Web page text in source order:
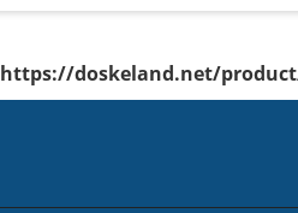
https://doskeland.net/